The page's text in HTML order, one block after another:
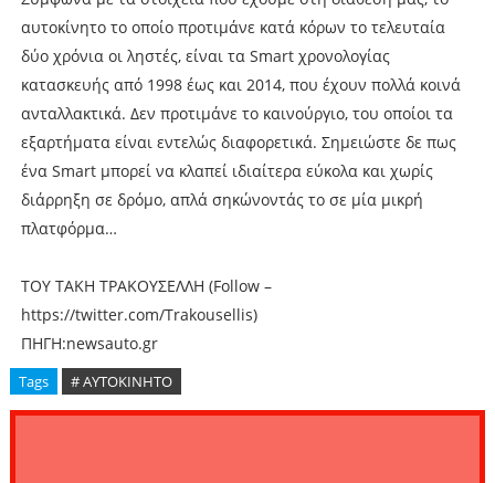
αυτοκίνητο το οποίο προτιμάνε κατά κόρων το τελευταία
δύο χρόνια οι ληστές, είναι τα Smart χρονολογίας
κατασκευής από 1998 έως και 2014, που έχουν πολλά κοινά
ανταλλακτικά. Δεν προτιμάνε το καινούργιο, του οποίοι τα
εξαρτήματα είναι εντελώς διαφορετικά. Σημειώστε δε πως
ένα Smart μπορεί να κλαπεί ιδιαίτερα εύκολα και χωρίς
διάρρηξη σε δρόμο, απλά σηκώνοντάς το σε μία μικρή
πλατφόρμα…
ΤΟΥ ΤΑΚΗ ΤΡΑΚΟΥΣΕΛΛΗ (Follow –
https://twitter.com/Trakousellis)
ΠΗΓΗ:newsauto.gr
Tags # ΑΥΤΟΚΙΝΗΤΟ